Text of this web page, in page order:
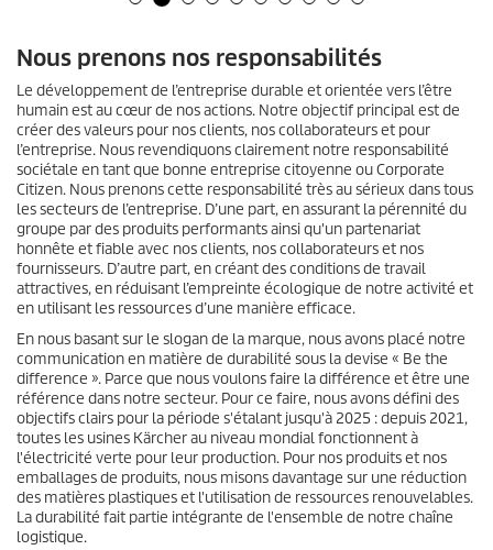
Nous prenons nos responsabilités
Le développement de l’entreprise durable et orientée vers l’être
humain est au cœur de nos actions. Notre objectif principal est de
créer des valeurs pour nos clients, nos collaborateurs et pour
l’entreprise. Nous revendiquons clairement notre responsabilité
sociétale en tant que bonne entreprise citoyenne ou Corporate
Citizen. Nous prenons cette responsabilité très au sérieux dans tous
les secteurs de l’entreprise. D’une part, en assurant la pérennité du
groupe par des produits performants ainsi qu'un partenariat
honnête et fiable avec nos clients, nos collaborateurs et nos
fournisseurs. D’autre part, en créant des conditions de travail
attractives, en réduisant l’empreinte écologique de notre activité et
en utilisant les ressources d’une manière efficace.
En nous basant sur le slogan de la marque, nous avons placé notre
communication en matière de durabilité sous la devise « Be the
difference ». Parce que nous voulons faire la différence et être une
référence dans notre secteur. Pour ce faire, nous avons défini des
objectifs clairs pour la période s'étalant jusqu'à 2025 : depuis 2021,
toutes les usines Kärcher au niveau mondial fonctionnent à
l'électricité verte pour leur production. Pour nos produits et nos
emballages de produits, nous misons davantage sur une réduction
des matières plastiques et l'utilisation de ressources renouvelables.
La durabilité fait partie intégrante de l'ensemble de notre chaîne
logistique.